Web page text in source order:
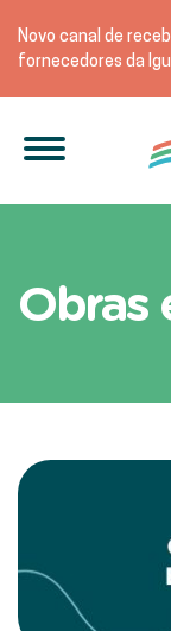
Novo canal de
fornecedores da
Obras